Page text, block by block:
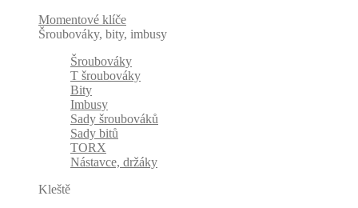
Momentové klíče
Šroubováky, bity, imbusy
Šroubováky
T šroubováky
Bity
Imbusy
Sady šroubováků
Sady bitů
TORX
Nástavce, držáky
Kleště